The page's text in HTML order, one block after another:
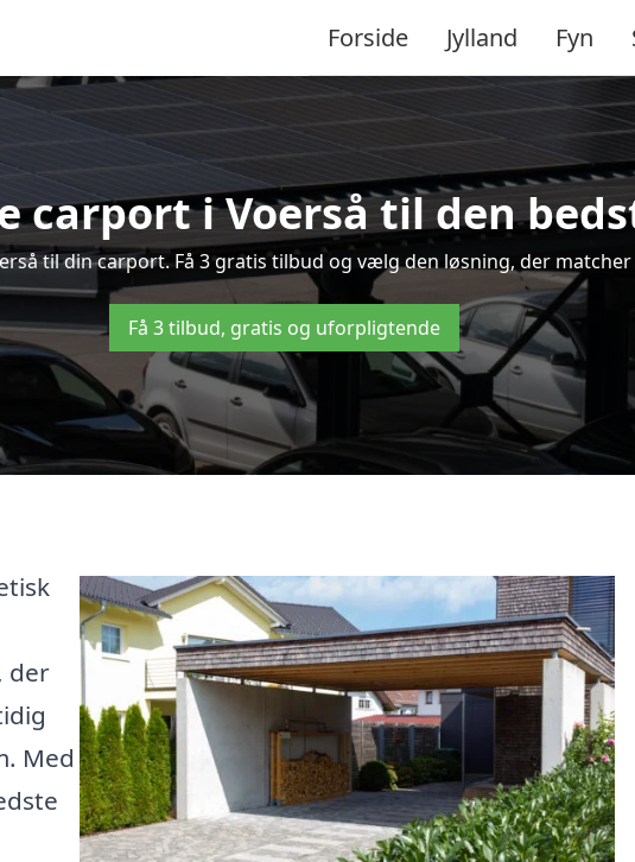
Forside Jylland Fyn
carport i Voerså til den
til din carport. Få 3 gratis tilbud og vælg den løsning, der
Få 3 tilbud, gratis og uforpligtende
der
Med